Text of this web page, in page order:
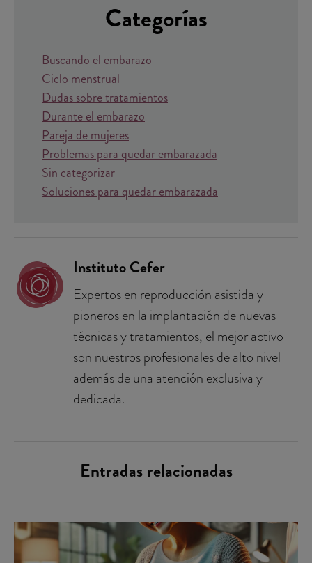
Categorías
Buscando el embarazo
Ciclo menstrual
Dudas sobre tratamientos
Durante el embarazo
Pareja de mujeres
Problemas para quedar embarazada
Sin categorizar
Soluciones para quedar embarazada
Instituto Cefer
Expertos en reproducción asistida y
pioneros en la implantación de nuevas
técnicas y tratamientos, el mejor activo
son nuestros profesionales de alto nivel
además de una atención exclusiva y
dedicada.
Entradas relacionadas